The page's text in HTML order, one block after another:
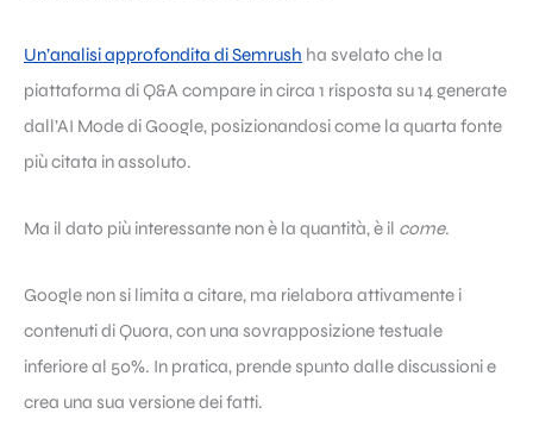
Un’analisi approfondita di Semrush ha svelato che la
piattaforma di Q&A compare in circa 1 risposta su 14 generate
dall’AI Mode di Google, posizionandosi come la quarta fonte
più citata in assoluto.
Ma il dato più interessante non è la quantità, è il come.
Google non si limita a citare, ma rielabora attivamente i
contenuti di Quora, con una sovrapposizione testuale
inferiore al 50%. In pratica, prende spunto dalle discussioni e
crea una sua versione dei fatti.